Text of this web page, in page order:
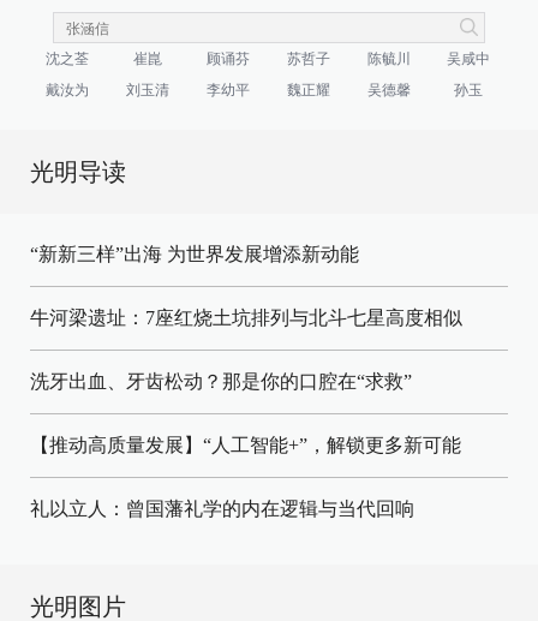
沈之荃 崔崑 顾诵芬 苏哲子 陈毓川
吴咸中
戴汝为
刘玉清 李幼平 魏正耀 吴德馨 孙玉
光明导读
“新新三样”出海 为世界发展增添新动能
牛河梁遗址：7座红烧土坑排列与北斗七星高度相似
洗牙出血、牙齿松动？那是你的口腔在“求救”
【推动高质量发展】“人工智能+”，解锁更多新可能
礼以立人：曾国藩礼学的内在逻辑与当代回响
光明图片